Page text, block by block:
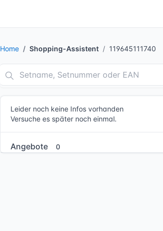
Home Shopping-Assistent 119645111740
Leider noch keine Infos vorhanden
Versuche es später noch einmal.
Angebote 0